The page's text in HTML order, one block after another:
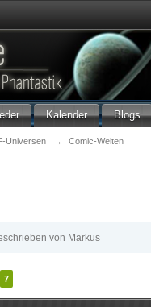
Kalender Blogs
Universen → Comic-Welten
von Markus
7